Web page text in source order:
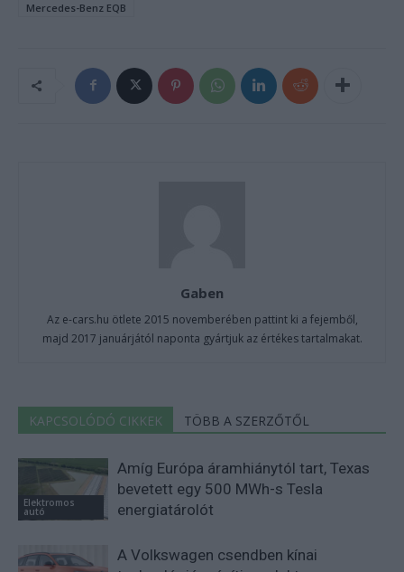
Mercedes-Benz EQB
Gaben
Az e-cars.hu ötlete 2015 novemberében pattint ki a fejemből,
majd 2017 januárjától naponta gyártjuk az értékes tartalmakat.
KAPCSOLÓDÓ CIKKEK TÖBB A SZERZŐTŐL
Elektromos
autó
Amíg Európa áramhiánytól tart, Texas
bevetett egy 500 MWh-s Tesla
energiatárolót
A Volkswagen csendben kínai